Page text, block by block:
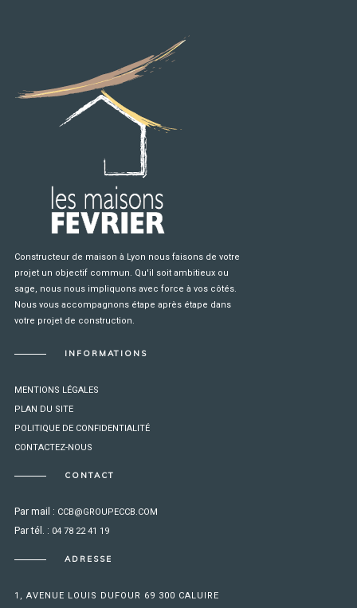
Constructeur de maison à Lyon nous faisons de votre
projet un objectif commun. Qu'il soit ambitieux ou
sage, nous nous impliquons avec force à vos côtés.
Nous vous accompagnons étape après étape dans
votre projet de construction.
INFORMATIONS
MENTIONS LÉGALES
PLAN DU SITE
POLITIQUE DE CONFIDENTIALITÉ
CONTACTEZ-NOUS
CONTACT
Par mail : CCB@GROUPECCB.COM
Par tél. : 04 78 22 41 19
ADRESSE
1, AVENUE LOUIS DUFOUR 69 300 CALUIRE